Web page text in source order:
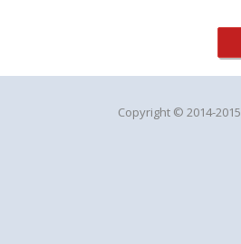
Copyright © 2014-2015